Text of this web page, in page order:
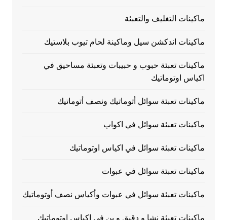
ماكينات التغليف والتعبئة
ماكينات اندكشن سيل وماكينة لحام تيوب بلاستيك
ماكينات تعبئة حبوب و حبيبات وتعبئة مساحيق في
اكياس اوتوماتيك
ماكينات تعبئة سوائل أتوماتيك ونصف أتوماتيك
ماكينات تعبئة سوائل في اكواب
ماكينات تعبئة سوائل في اكياس اوتوماتيك
ماكينات تعبئة سوائل في عبوات
ماكينات تعبئة سوائل في عبوات وأكياس نصف أوتوماتيك
ماكينات تعبئة نشا و دقيق و بن في اكياس اوتوماتيك